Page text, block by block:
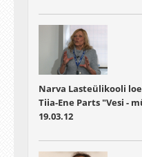
Narva Lasteülikooli
Tiia-Ene Parts "Vesi -
19.03.12